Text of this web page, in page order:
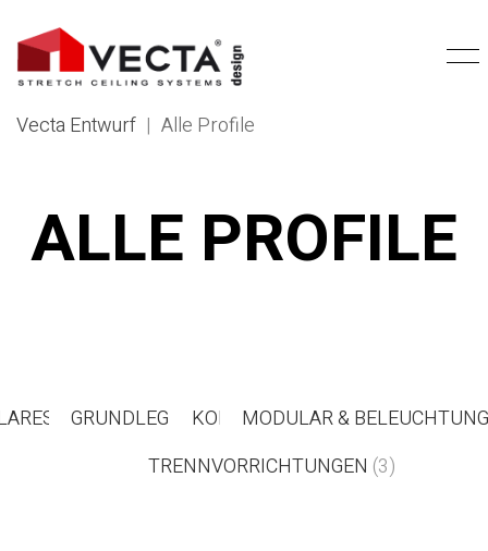
Vecta Entwurf | Alle Profile
ALLE PROFILE
PROFIL(9)
GRUNDLEGEND(10)
KONSTRUKTIV(8)
MODULAR &
PVC(6)
TRENNVORRICHTUNGEN (3)